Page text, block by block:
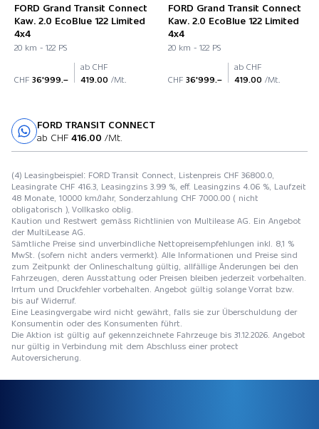
FORD Grand Transit Connect
Kaw. 2.0 EcoBlue 122 Limited
4x4
20 km - 122 PS
CHF 36'999.–
ab CHF
419.00 /Mt.
FORD Grand Transit Connect
Kaw. 2.0 EcoBlue 122 Limited
4x4
20 km - 122 PS
CHF 36'999.–
ab CHF
419.00 /Mt.
FORD TRANSIT CONNECT
ab CHF 416.00 /Mt.
(4) Leasingbeispiel: FORD Transit Connect, Listenpreis CHF 36800.0,
Leasingrate CHF 416.3, Leasingzins 3.99 %, eff. Leasingzins 4.06 %, Laufzeit
48 Monate, 10000 km/Jahr, Sonderzahlung CHF 7000.00 ( nicht
obligatorisch ), Vollkasko oblig.
Kaution und Restwert gemäss Richtlinien von Multilease AG. Ein Angebot
der MultiLease AG.
Sämtliche Preise sind unverbindliche Nettopreisempfehlungen inkl. 8,1 %
MwSt. (sofern nicht anders vermerkt). Alle Informationen und Preise sind
zum Zeitpunkt der Onlineschaltung gültig, allfällige Änderungen bei den
Fahrzeugen, deren Ausstattung oder Preisen bleiben jederzeit vorbehalten.
Irrtum und Druckfehler vorbehalten. Angebot gültig solange Vorrat bzw.
bis auf Widerruf.
Eine Leasingvergabe wird nicht gewährt, falls sie zur Überschuldung der
Konsumentin oder des Konsumenten führt.
Die Aktion ist gültig auf gekennzeichnete Fahrzeuge bis 31.12.2026. Angebot
nur gültig in Verbindung mit dem Abschluss einer protect
Autoversicherung.